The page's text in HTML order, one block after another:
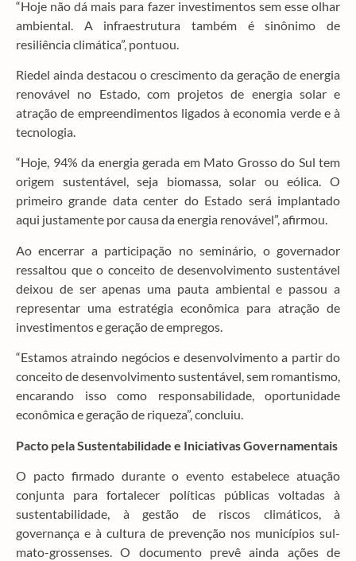
“Hoje não dá mais para fazer investimentos sem esse olhar
ambiental. A infraestrutura também é sinônimo de
resiliência climática”, pontuou.
Riedel ainda destacou o crescimento da geração de energia
renovável no Estado, com projetos de energia solar e
atração de empreendimentos ligados à economia verde e à
tecnologia.
“Hoje, 94% da energia gerada em Mato Grosso do Sul tem
origem sustentável, seja biomassa, solar ou eólica. O
primeiro grande data center do Estado será implantado
aqui justamente por causa da energia renovável”, afirmou.
Ao encerrar a participação no seminário, o governador
ressaltou que o conceito de desenvolvimento sustentável
deixou de ser apenas uma pauta ambiental e passou a
representar uma estratégia econômica para atração de
investimentos e geração de empregos.
“Estamos atraindo negócios e desenvolvimento a partir do
conceito de desenvolvimento sustentável, sem romantismo,
encarando isso como responsabilidade, oportunidade
econômica e geração de riqueza”, concluiu.
Pacto pela Sustentabilidade e Iniciativas Governamentais
O pacto firmado durante o evento estabelece atuação
conjunta para fortalecer políticas públicas voltadas à
sustentabilidade, à gestão de riscos climáticos, à
governança e à cultura de prevenção nos municípios sul-
mato-grossenses. O documento prevê ainda ações de